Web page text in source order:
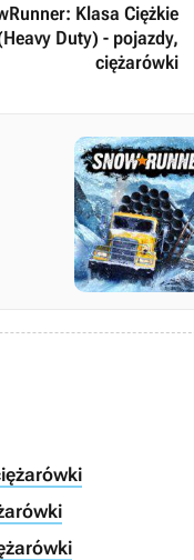
Klasa Ciężkie
Duty) - pojazdy,
ciężarówki